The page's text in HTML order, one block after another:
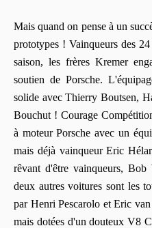
Mais quand on pense à un
prototypes ! Vainqueurs des
saison, les frères Kremer
soutien de Porsche.
solide avec Thierry Boutsen,
Bouchut ! Courage
à moteur Porsche avec un
mais déjà vainqueur Eric
rêvant d'être vainqueurs,
deux autres voitures sont les
par Henri Pescarolo et Eric
mais dotées d'un douteux V8